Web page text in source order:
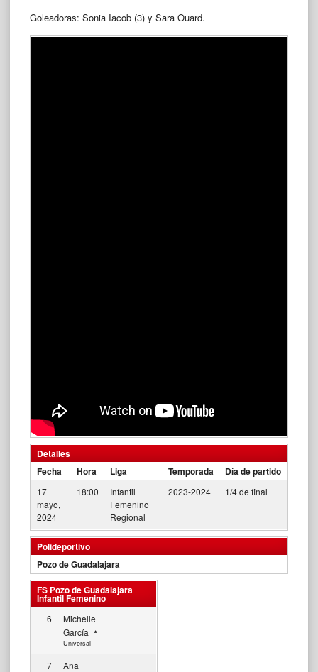
Goleadoras: Sonia Iacob (3) y Sara Ouard.
Detalles
Fecha
Hora Liga Temporada Día de partido
17
mayo,
2024
18:00
Infantil
Femenino
Regional
2023-2024 1/4 de final
Polideportivo
Pozo de Guadalajara
FS Pozo de Guadalajara
Infantil Femenino
6
Michelle
García
Universal
7 Ana